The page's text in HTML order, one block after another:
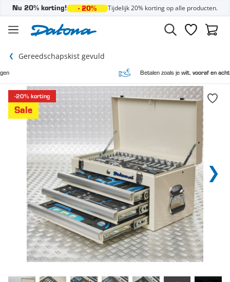
Nu 20% korting! - 20% Tijdelijk 20% korting op alle producten.
Verlanglijst
Gereedschapskist gevuld
Betalen zoals je wilt,vooraf en achteraf
-20% korting
Sale